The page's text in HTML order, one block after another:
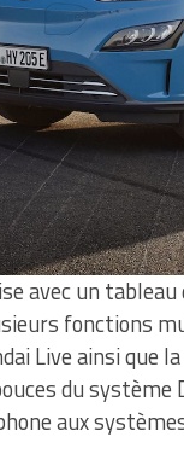
avec un
fonctions
Live ainsi que
du
aux